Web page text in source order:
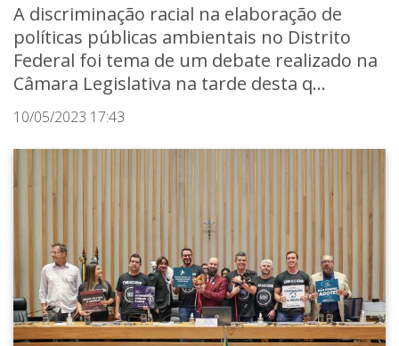
A discriminação racial na elaboração de
políticas públicas ambientais no Distrito
Federal foi tema de um debate realizado na
Câmara Legislativa na tarde desta q...
10/05/2023 17:43